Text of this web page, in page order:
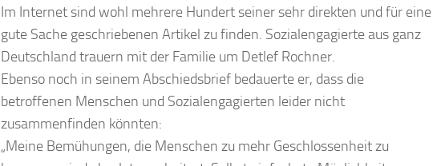
Im Internet sind wohl mehrere Hundert seiner sehr direkten und für eine
gute Sache geschriebenen Artikel zu finden. Sozialengagierte aus ganz
Deutschland trauern mit der Familie um Detlef Rochner.
Ebenso noch in seinem Abschiedsbrief bedauerte er, dass die
betroffenen Menschen und Sozialengagierten leider nicht
zusammenfinden könnten:
„Meine Bemühungen, die Menschen zu mehr Geschlossenheit zu